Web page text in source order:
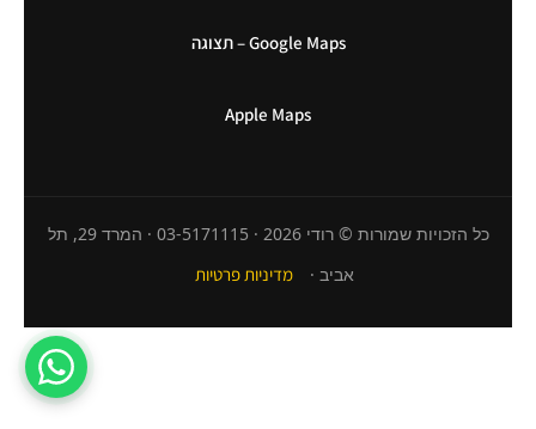
Google Maps – תצוגה
Apple Maps
כל הזכויות שמורות © רודי 2026 · 03-5171115 · המרד 29, תל
אביב ·
מדיניות פרטיות